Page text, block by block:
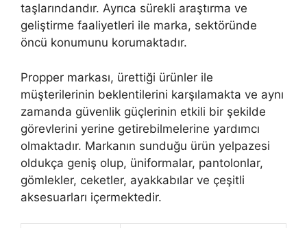
taşlarındandır. Ayrıca sürekli araştırma ve
geliştirme faaliyetleri ile marka, sektöründe
öncü konumunu korumaktadır.
Propper markası, ürettiği ürünler ile
müşterilerinin beklentilerini karşılamakta ve aynı
zamanda güvenlik güçlerinin etkili bir şekilde
görevlerini yerine getirebilmelerine yardımcı
olmaktadır. Markanın sunduğu ürün yelpazesi
oldukça geniş olup, üniformalar, pantolonlar,
gömlekler, ceketler, ayakkabılar ve çeşitli
aksesuarları içermektedir.